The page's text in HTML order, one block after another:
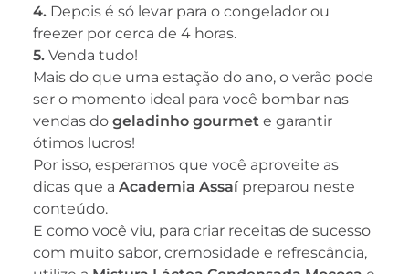
4. Depois é só levar para o congelador ou
freezer por cerca de 4 horas.
5. Venda tudo!
Mais do que uma estação do ano, o verão pode
ser o momento ideal para você bombar nas
vendas do geladinho gourmet e garantir
ótimos lucros!
Por isso, esperamos que você aproveite as
dicas que a Academia Assaí preparou neste
conteúdo.
E como você viu, para criar receitas de sucesso
com muito sabor, cremosidade e refrescância,